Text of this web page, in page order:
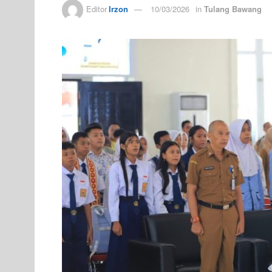
EditorIrzon 10/03/2026 in Tulang Bawang